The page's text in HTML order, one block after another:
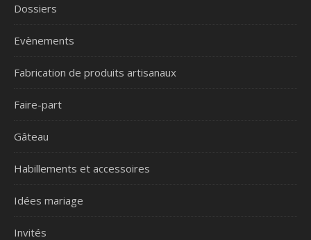
Dossiers
Evènements
Fabrication de produits artisanaux
Faire-part
Gâteau
Habillements et accessoires
Idées mariage
Invités